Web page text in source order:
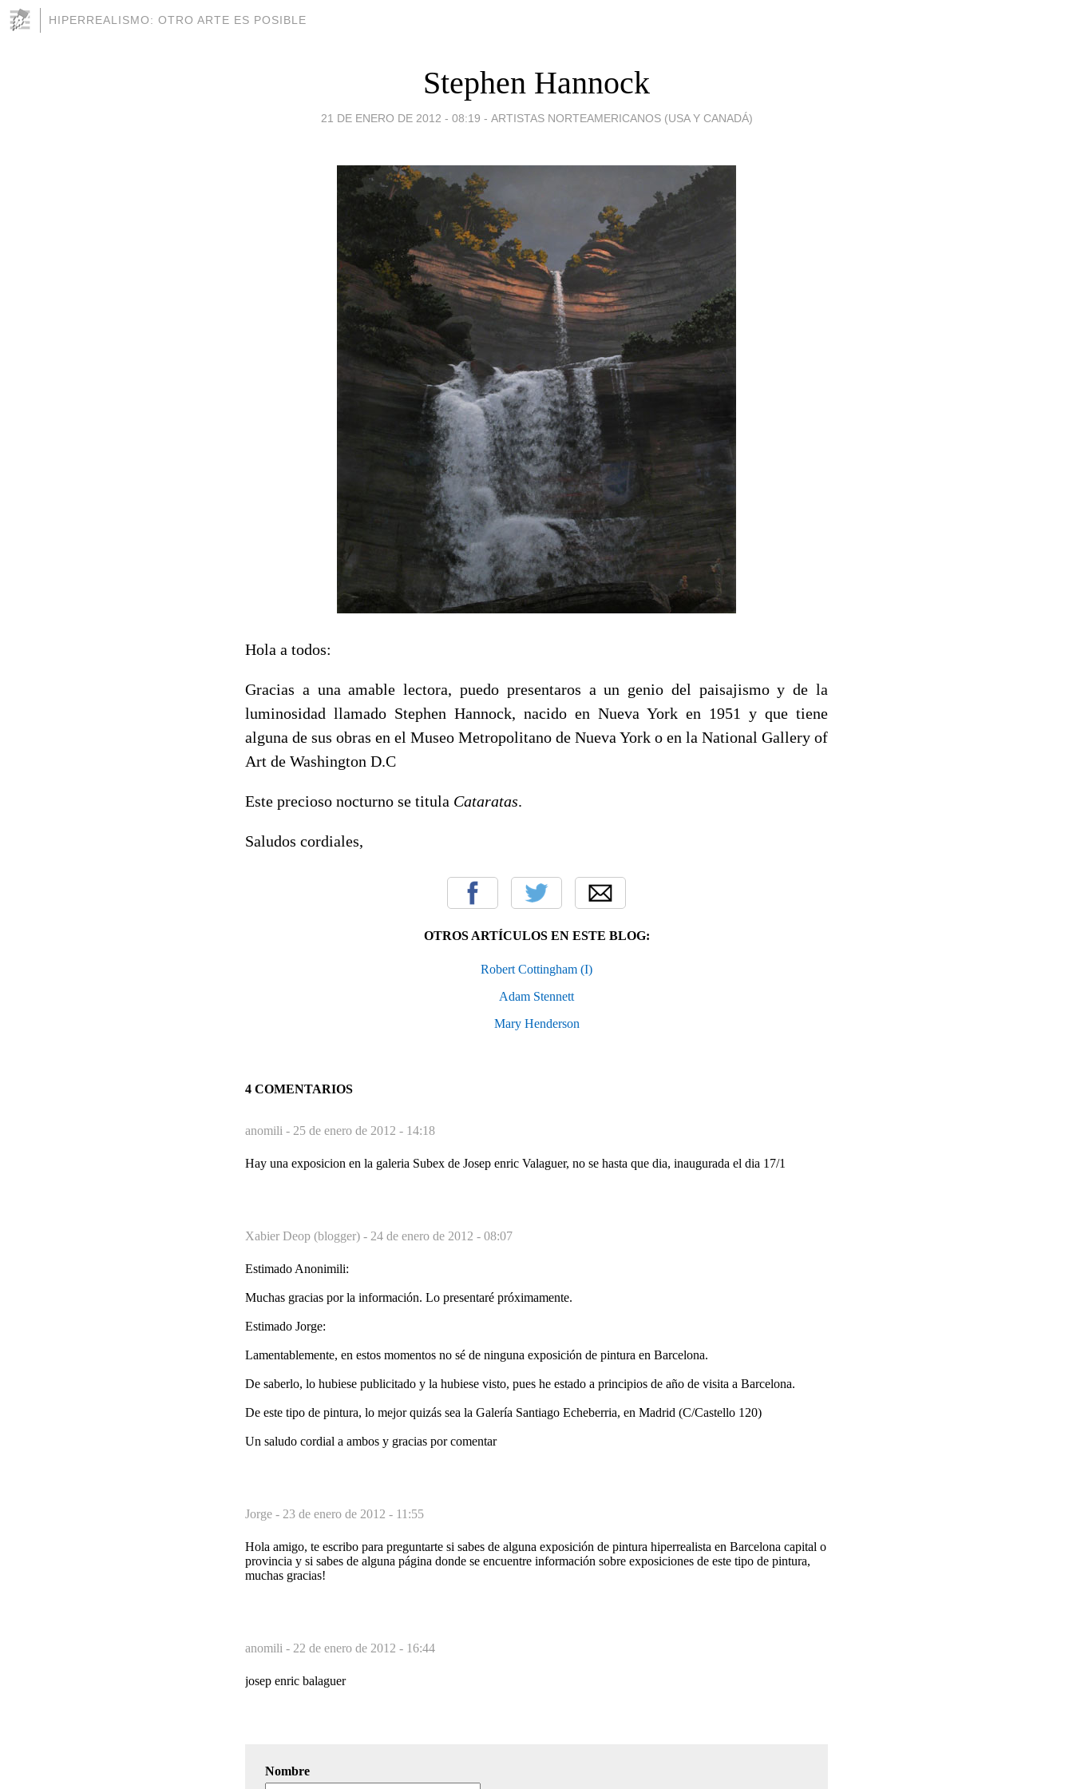
HIPERREALISMO: OTRO ARTE ES POSIBLE
Stephen Hannock
21 DE ENERO DE 2012 - 08:19 - ARTISTAS NORTEAMERICANOS (USA Y CANADÁ)
Hola a todos:
Gracias a una amable lectora, puedo presentaros a un genio del paisajismo y de la
luminosidad llamado Stephen Hannock, nacido en Nueva York en 1951 y que tiene
alguna de sus obras en el Museo Metropolitano de Nueva York o en la National Gallery of
Art de Washington D.C
Este precioso nocturno se titula Cataratas.
Saludos cordiales,
OTROS ARTÍCULOS EN ESTE BLOG:
Robert Cottingham (I)
Adam Stennett
Mary Henderson
4 COMENTARIOS
anomili - 25 de enero de 2012 - 14:18
Hay una exposicion en la galeria Subex de Josep enric Valaguer, no se hasta que dia, inaugurada el dia 17/1
Xabier Deop (blogger) - 24 de enero de 2012 - 08:07
Estimado Anonimili:
Muchas gracias por la información. Lo presentaré próximamente.
Estimado Jorge:
Lamentablemente, en estos momentos no sé de ninguna exposición de pintura en Barcelona.
De saberlo, lo hubiese publicitado y la hubiese visto, pues he estado a principios de año de visita a Barcelona.
De este tipo de pintura, lo mejor quizás sea la Galería Santiago Echeberria, en Madrid (C/Castello 120)
Un saludo cordial a ambos y gracias por comentar
Jorge - 23 de enero de 2012 - 11:55
Hola amigo, te escribo para preguntarte si sabes de alguna exposición de pintura hiperrealista en Barcelona capital o
provincia y si sabes de alguna página donde se encuentre información sobre exposiciones de este tipo de pintura,
muchas gracias!
anomili - 22 de enero de 2012 - 16:44
josep enric balaguer
Nombre